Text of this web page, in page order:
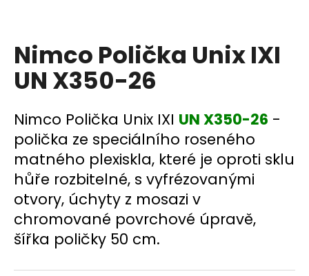
Nimco Polička Unix IXI
UN X350-26
Nimco Polička Unix IXI UN X350-26 -
polička ze speciálního roseného
matného plexiskla, které je oproti sklu
hůře rozbitelné, s vyfrézovanými
otvory, úchyty z mosazi v
chromované povrchové úpravě,
šířka poličky 50 cm.
í
t
?
HLEDAT
D
o
p
o